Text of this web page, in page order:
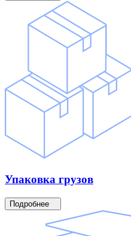
Упаковка грузов
Подробнее